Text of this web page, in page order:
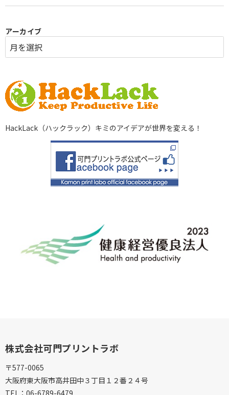
アーカイブ
HackLack（ハックラック）キミのアイデアが世界を変える！
株式会社可門プリントラボ
〒577-0065
大阪府東大阪市高井田中３丁目１２番２４号